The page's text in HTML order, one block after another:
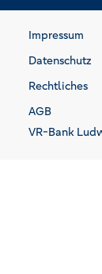
VR-Bank
Impressum
Datenschutz
Rechtliches
AGB